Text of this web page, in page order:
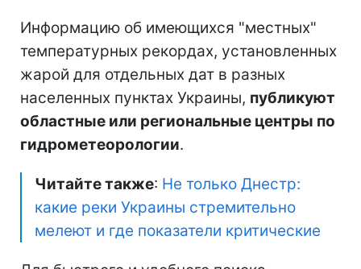
Информацию об имеющихся "местных"
температурных рекордах, установленных
жарой для отдельных дат в разных
населенных пунктах Украины, публикуют
областные или региональные центры по
гидрометеорологии.
Читайте также: Не только Днестр:
какие реки Украины стремительно
мелеют и где показатели критические